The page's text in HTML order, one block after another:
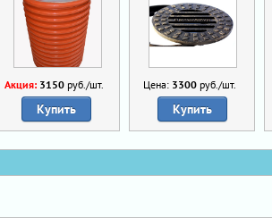
Акция: 3150 руб./шт.
Купить
Цена: 3300 руб./шт.
Купить